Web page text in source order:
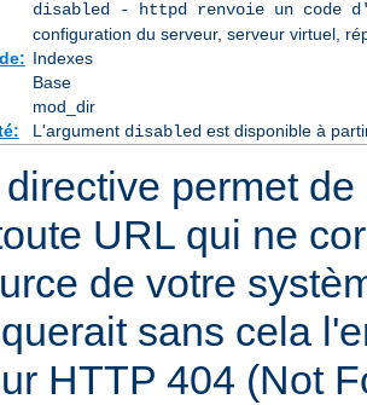
disabled - httpd renvoie un code
configuration du serveur, serveur virtuel,
Indexes
Base
mod_dir
L'argument disabledest disponible à
permet
URL qui ne
de votre
sans cela
HTTP 404 (Not